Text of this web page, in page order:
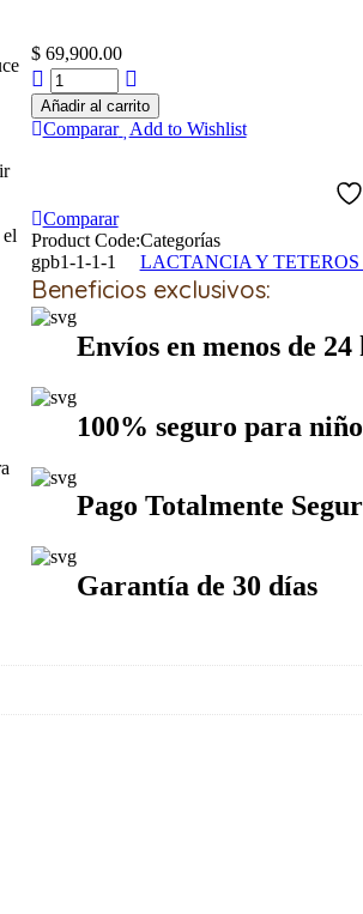
$69,900.00
Añadir al carrito
Comparar Add to Wishlist
Comparar
Product Code:
gpb1-1-1-1
Categorías
LACTANCIA Y
Beneficios exclusivos:
Envíos en menos de 24
100% seguro para
Pago Totalmente
Garantía de 30 días